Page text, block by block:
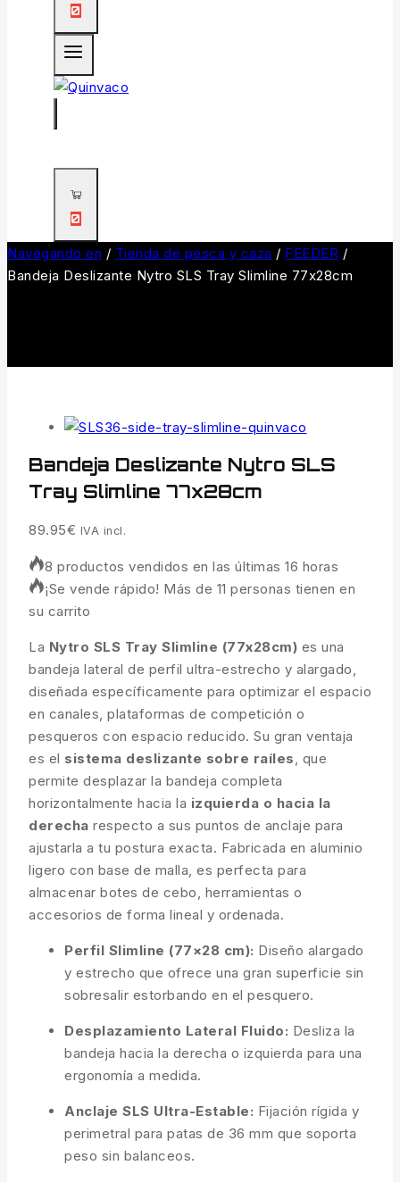
0
0
Navegando en / Tienda de pesca y caza / FEEDER /
Bandeja Deslizante Nytro SLS Tray Slimline 77x28cm
Bandeja Deslizante Nytro SLS
Tray Slimline 77x28cm
89.95€ IVA incl.
8 productos vendidos en las últimas 16 horas
¡Se vende rápido! Más de 11 personas tienen en
su carrito
La Nytro SLS Tray Slimline (77x28cm) es una
bandeja lateral de perfil ultra-estrecho y alargado,
diseñada específicamente para optimizar el espacio
en canales, plataformas de competición o
pesqueros con espacio reducido. Su gran ventaja
es el sistema deslizante sobre raíles, que
permite desplazar la bandeja completa
horizontalmente hacia la izquierda o hacia la
derecha respecto a sus puntos de anclaje para
ajustarla a tu postura exacta. Fabricada en aluminio
ligero con base de malla, es perfecta para
almacenar botes de cebo, herramientas o
accesorios de forma lineal y ordenada.
Perfil Slimline (77×28 cm): Diseño alargado
y estrecho que ofrece una gran superficie sin
sobresalir estorbando en el pesquero.
Desplazamiento Lateral Fluido: Desliza la
bandeja hacia la derecha o izquierda para una
ergonomía a medida.
Anclaje SLS Ultra-Estable: Fijación rígida y
perimetral para patas de 36 mm que soporta
peso sin balanceos.